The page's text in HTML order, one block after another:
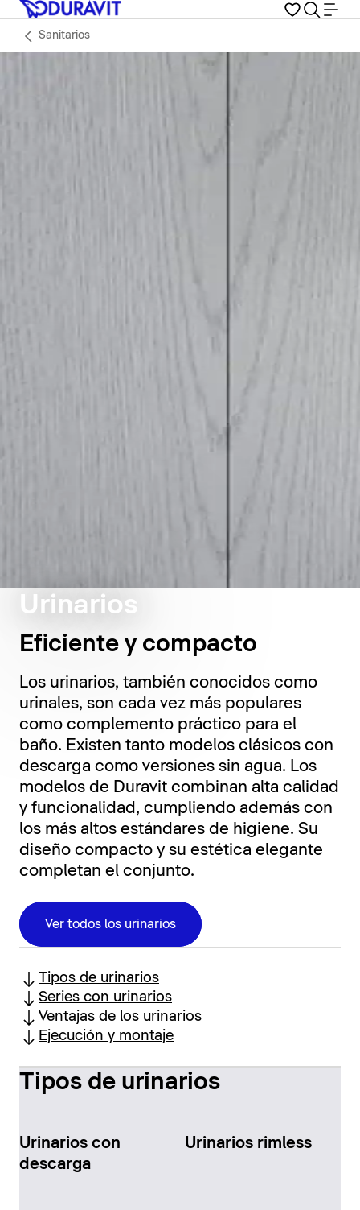
Sanitarios
Urinarios
Eficiente y compacto
Los urinarios, también conocidos como
urinales, son cada vez más populares
como complemento práctico para el
baño. Existen tanto modelos clásicos con
descarga como versiones sin agua. Los
modelos de Duravit combinan alta calidad
y funcionalidad, cumpliendo además con
los más altos estándares de higiene. Su
diseño compacto y su estética elegante
completan el conjunto.
Ver todos los urinarios
Tipos de urinarios
Series con urinarios
Ventajas de los urinarios
Ejecución y montaje
Tipos de urinarios
Urinarios con
descarga
Urinarios rimless